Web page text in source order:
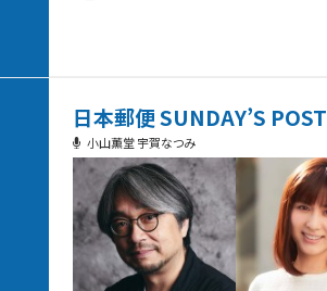
日本郵便 SUNDAY’S POST
小山薫堂 宇賀なつみ